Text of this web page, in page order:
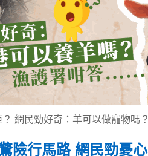
網民勁好奇：羊可以做寵物嗎？
險行馬路 網民勁憂心